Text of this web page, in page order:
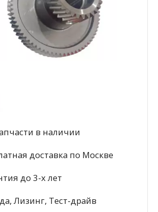
в наличии
доставка по Москве
до 3-х лет
Лизинг, Тест-драйв